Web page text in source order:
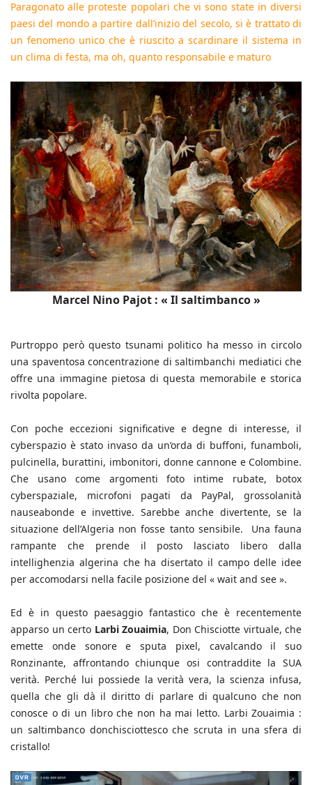
Paragonato alle proteste popolari che vi sono state in diversi
paesi del mondo a partire dall’inizio del secolo, si è trattato di
un fenomeno unico che è riuscito a scardinare il sistema in
un clima di festa, ma oh, quanto responsabile e maturo
Marcel Nino Pajot : « Il saltimbanco »
Purtroppo però questo tsunami politico ha messo in circolo
una spaventosa concentrazione di saltimbanchi mediatici che
offre una immagine pietosa di questa memorabile e storica
rivolta popolare.
Con poche eccezioni significative e degne di interesse, il
cyberspazio è stato invaso da un’orda di buffoni, funamboli,
pulcinella, burattini, imbonitori, donne cannone e Colombine.
Che usano come argomenti foto intime rubate, botox
cyberspaziale, microfoni pagati da PayPal, grossolanità
nauseabonde e invettive. Sarebbe anche divertente, se la
situazione dell’Algeria non fosse tanto sensibile. Una fauna
rampante che prende il posto lasciato libero dalla
intellighenzia algerina che ha disertato il campo delle idee
per accomodarsi nella facile posizione del « wait and see ».
Ed è in questo paesaggio fantastico che è recentemente
apparso un certo Larbi Zouaimia, Don Chisciotte virtuale, che
emette onde sonore e sputa pixel, cavalcando il suo
Ronzinante, affrontando chiunque osi contraddite la SUA
verità. Perché lui possiede la verità vera, la scienza infusa,
quella che gli dà il diritto di parlare di qualcuno che non
conosce o di un libro che non ha mai letto. Larbi Zouaimia :
un saltimbanco donchisciottesco che scruta in una sfera di
cristallo!